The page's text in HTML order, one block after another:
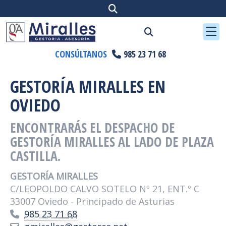
CONSÚLTANOS 985 23 71 68
GESTORÍA MIRALLES EN
OVIEDO
ENCONTRARÁS EL DESPACHO DE
GESTORÍA MIRALLES AL LADO DE PLAZA
CASTILLA.
GESTORÍA MIRALLES
C/LEOPOLDO CALVO SOTELO Nº 21, ENT.º C
33007 Oviedo - Principado de Asturias
985 23 71 68